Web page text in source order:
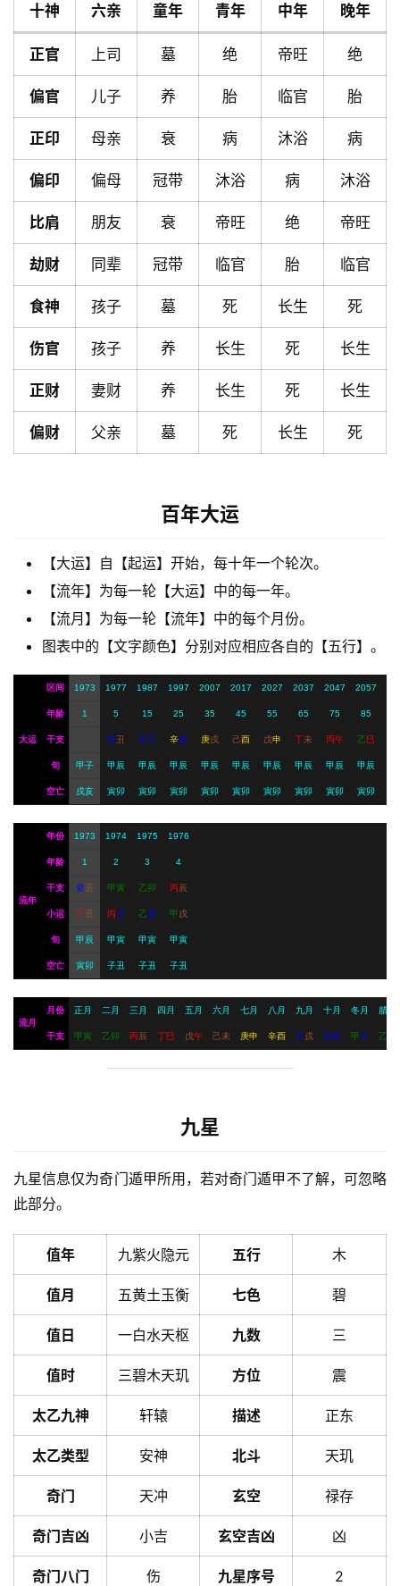
首
页
黄
占
卜
命
理
解
梦
服
会
员
登录 注册
十神 六亲 童年 青年 中年 晚年
正官 上司 墓 绝 帝旺 绝
偏官 儿子 养 胎 临官 胎
正印 母亲 衰 病 沐浴 病
偏印 偏母 冠带 沐浴 病 沐浴
比肩 朋友 衰 帝旺 绝 帝旺
劫财 同辈 冠带 临官 胎 临官
食神 孩子 墓 死 长生 死
伤官 孩子 养 长生 死 长生
正财 妻财 养 长生 死 长生
偏财 父亲 墓 死 长生 死
百年大运
【大运】自【起运】开始，每十年一个轮次。
【流年】为每一轮【大运】中的每一年。
【流月】为每一轮【流年】中的每个月份。
图表中的【文字颜色】分别对应相应各自的【五行】。
大运
区间 1973 1977 1987 1997 2007 2017 2027 2037 2047 2057
年龄 1 5 15 25 35 45 55 65 75 85
干支 癸丑 壬子 辛亥 庚戌 己酉 戊申 丁未 丙午 乙巳
旬 甲子 甲辰 甲辰 甲辰 甲辰 甲辰 甲辰 甲辰 甲辰 甲辰
空亡 戌亥 寅卯 寅卯 寅卯 寅卯 寅卯 寅卯 寅卯 寅卯 寅卯
流年
年份 1973 1974 1975 1976
年龄 1 2 3 4
干支 癸丑 甲寅 乙卯 丙辰
小运 丁丑 丙子 乙亥 甲 戌
旬 甲辰 甲寅 甲寅 甲寅
空亡 寅卯 子丑 子丑 子丑
流月
月份 正月 二月 三月 四月 五月 六月 七月 八月 九月 十月 冬月 腊月
干支 甲寅 乙卯 丙辰 丁巳 戊午 己未 庚申 辛酉 壬戌 癸亥 甲子 乙
九星
九星信息仅为奇门遁甲所用，若对奇门遁甲不了解，可忽略
此部分。
值年 九紫火隐元 五行 木
值月 五黄土玉衡 七色 碧
值日 一白水天枢 九数 三
值时 三碧木天玑 方位 震
太乙九神 轩辕 描述 正东
太乙类型 安神 北斗 天玑
奇门 天冲 玄空 禄存
奇门吉凶 小吉 玄空吉凶 凶
奇门八门 伤 九星序号 2